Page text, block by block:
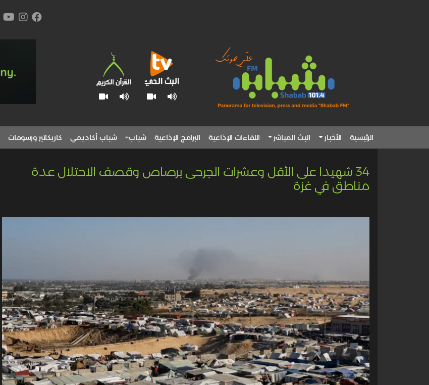
الرئيسية الأخبار البث المباشر اللقاءات الإذاعية البرامج الإذاعية شباب+ شباب أكاديمي كاريكاتير ورسومات
34 شهيدا على الأقل وعشرات الجرحى برصاص وقصف الاحتلال عدة
مناطق في غزة